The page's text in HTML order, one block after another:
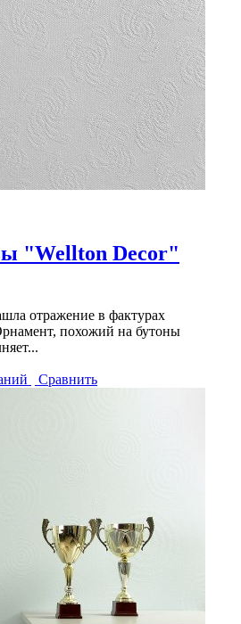
"Wellton Decor"
отражение в фактурах
похожий на бутоны
Сравнить